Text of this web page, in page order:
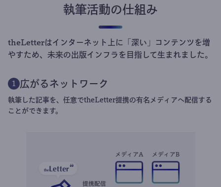
執筆活動の仕組み
theLetterはインターネット上に「深い」コンテンツを増
やすため、未来の出版インフラを目指して生まれました。
1 広がるネットワーク
執筆した記事を、任意でtheLetter提携の有名メディアへ配信する
ことができます。